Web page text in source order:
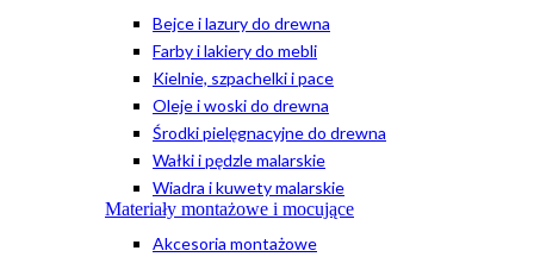
Bejce i lazury do drewna
Farby i lakiery do mebli
Kielnie, szpachelki i pace
Oleje i woski do drewna
Środki pielęgnacyjne do drewna
Wałki i pędzle malarskie
Wiadra i kuwety malarskie
Materiały montażowe i mocujące
Akcesoria montażowe